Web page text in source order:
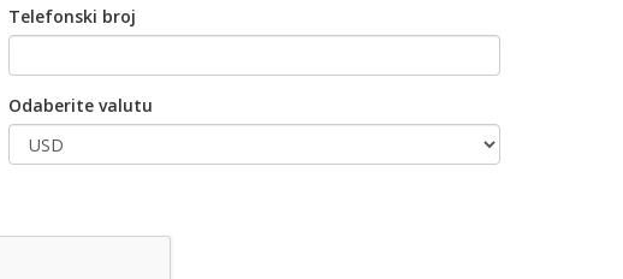
Telefonski broj
Odaberite valutu